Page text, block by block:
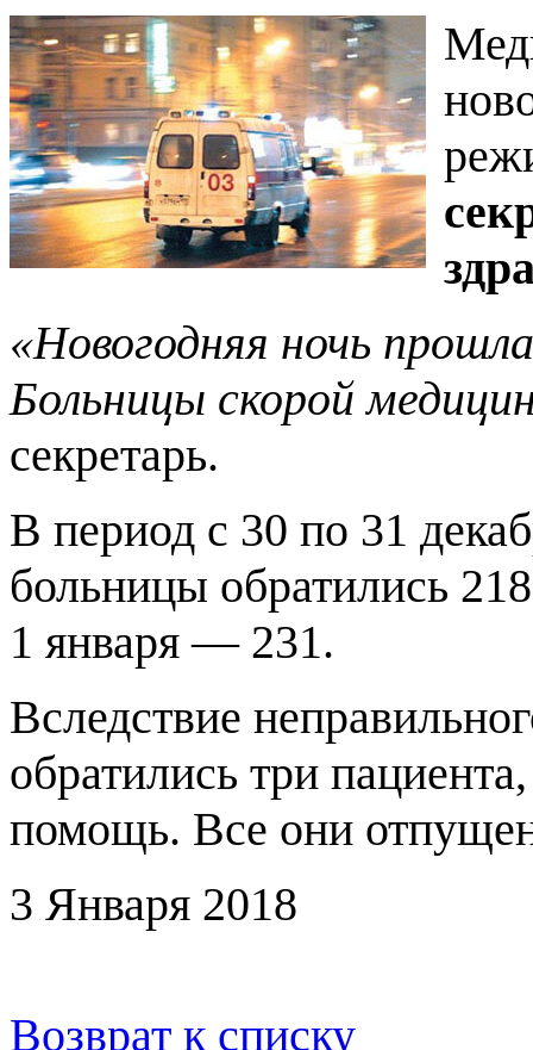
«Новогодняя ночь
Больницы скорой
секретарь.
В период с 30 по 31
больницы обратились
1 января — 231.
Вследствие
обратились три
помощь. Все они
3 Января 2018
Возврат к списку